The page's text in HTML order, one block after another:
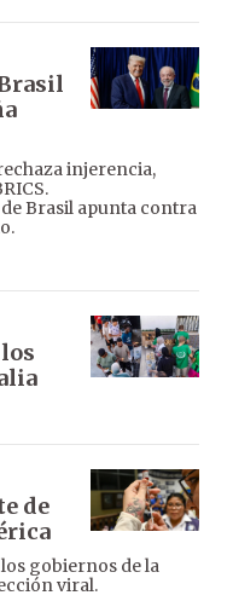
injerencia,
Brasil apunta contra
de
los gobiernos de la
viral.